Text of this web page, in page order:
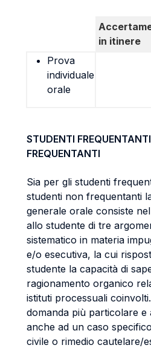
in itinere
Prova
individuale
orale
STUDENTI
FREQUENTANTI
Sia per gli studenti
studenti non frequentanti
generale orale consiste
allo studente di tre
sistematico in materia
e/o esecutiva, la cui
studente la capacità di
ragionamento organico
istituti processuali
domanda più particolare e
anche ad un caso
civile o rimedio cautelare/